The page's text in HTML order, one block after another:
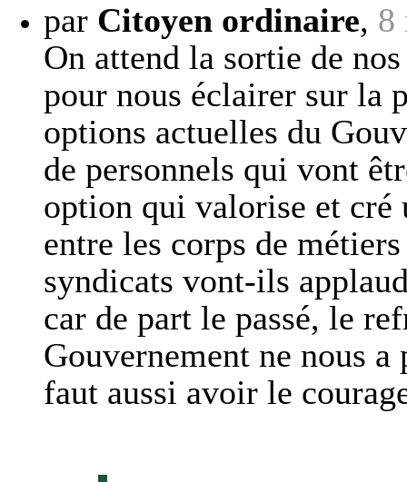
par Citoyen ordinaire, 8
On attend la sortie de
pour nous éclairer sur la
options actuelles du
de personnels qui vont
option qui valorise et cré
entre les corps de
syndicats vont-ils
car de part le passé, le
Gouvernement ne nous
faut aussi avoir le